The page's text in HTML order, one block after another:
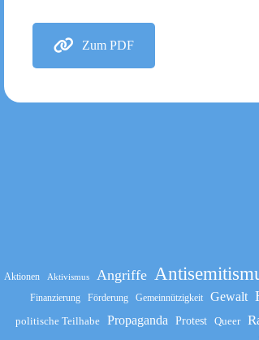
Zum PDF
Aktionen Aktivismus Angriffe
Finanzierung Förderung Gemeinnützigkeit Gewalt
politische Teilhabe Propaganda Protest Queer